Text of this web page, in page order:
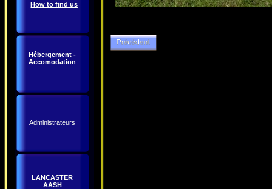
How to find us
Hébergement -
Accomodation
Administrateurs
LANCASTER
AASH